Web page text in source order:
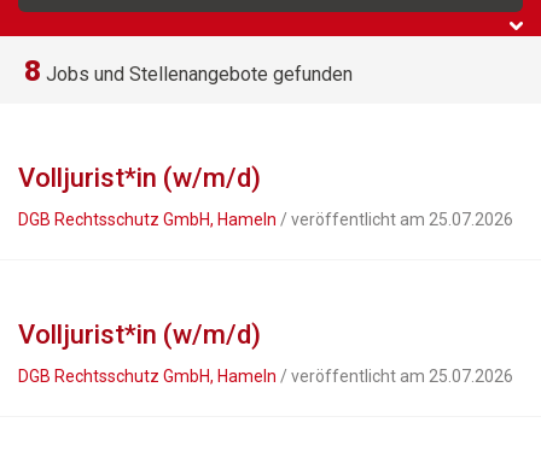
8 Jobs und Stellenangebote gefunden
Volljurist*in (w/m/d)
DGB Rechtsschutz GmbH, Hameln / veröffentlicht am 25.07.2026
Volljurist*in (w/m/d)
DGB Rechtsschutz GmbH, Hameln / veröffentlicht am 25.07.2026